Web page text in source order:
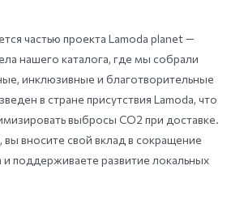
частью проекта Lamoda planet —
нашего каталога, где мы собрали
инклюзивные и благотворительные
в стране присутствия Lamoda, что
выбросы СО2 при доставке.
вы вносите свой вклад в сокращение
поддерживаете развитие локальных